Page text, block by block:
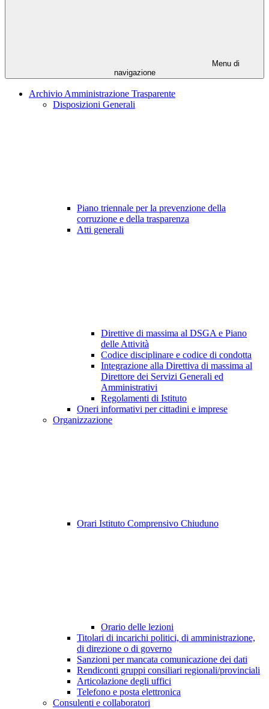
Menu di
navigazione
Archivio Amministrazione Trasparente
Disposizioni Generali
Piano triennale per la prevenzione della
corruzione e della trasparenza
Atti generali
Direttive di massima al DSGA e Piano
delle Attività
Codice disciplinare e codice di condotta
Integrazione alla Direttiva di massima al
Direttore dei Servizi Generali ed
Amministrativi
Regolamenti di Istituto
Oneri informativi per cittadini e imprese
Organizzazione
Orari Istituto Comprensivo Chiuduno
Orario delle lezioni
Titolari di incarichi politici, di amministrazione,
di direzione o di governo
Sanzioni per mancata comunicazione dei dati
Rendiconti gruppi consiliari regionali/provinciali
Articolazione degli uffici
Telefono e posta elettronica
Consulenti e collaboratori